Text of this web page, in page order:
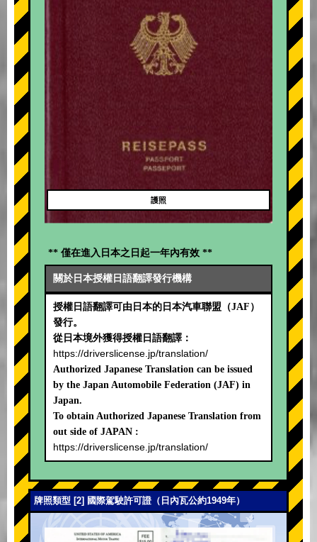
護照
** 僅在進入日本之日起一年內有效 **
關於日本授權日語翻譯發行機構
授權日語翻譯可由日本的日本汽車聯盟（JAF）
發行。
從日本境外獲得授權日語翻譯：
https://driverslicense.jp/translation/
Authorized Japanese Translation can be issued
by the Japan Automobile Federation (JAF) in
Japan.
To obtain Authorized Japanese Translation from
out side of JAPAN :
https://driverslicense.jp/translation/
牌照類型 [2] 國際駕駛許可證（日內瓦公約1949年）